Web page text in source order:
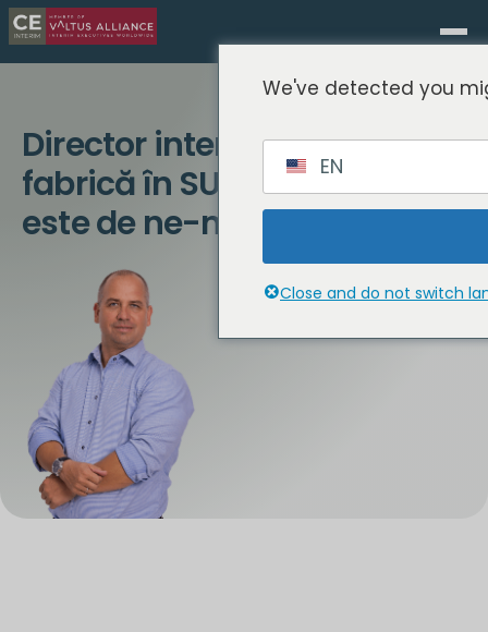
Director interimar de
fabrică în SUA: Când localul
este de ne-negociat
We've detected you
EN
Close and do not switch